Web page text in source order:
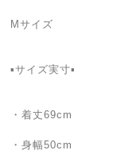
Mサイズ
▪サイズ実寸▪
・着丈69cm
・身幅50cm